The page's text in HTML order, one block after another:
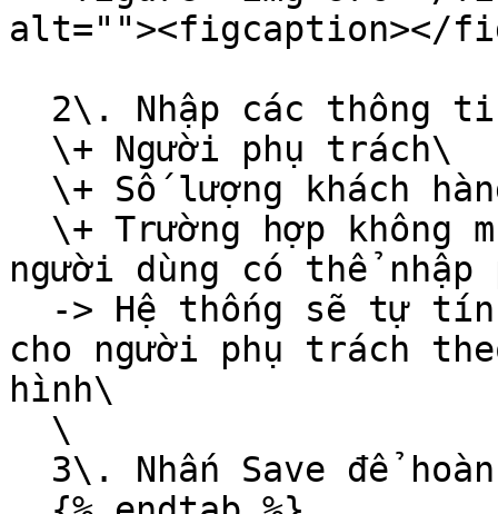
alt=""><figcaption></
người dùng có thể nhập
cho người phụ trách
hình\